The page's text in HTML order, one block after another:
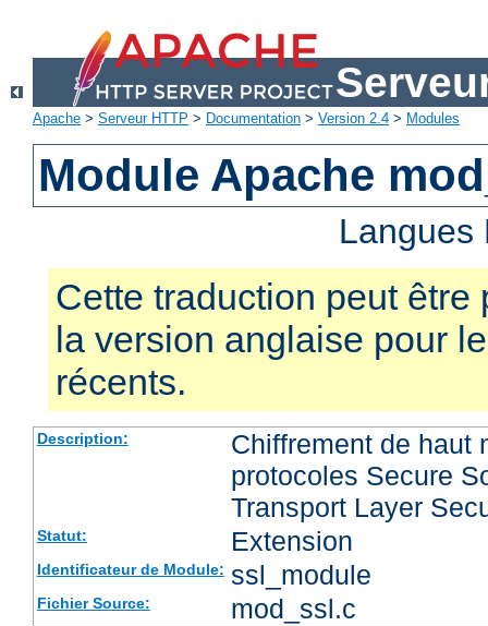
Apache > Serveur HTTP > Documentation > Version 2.4 > Modules
Module Apache
Cette traduction peut être
la version anglaise pour
récents.
Description:
Chiffrement de haut
protocoles Secure
Transport Layer
Statut: Extension
Identificateur de Module: ssl_module
Fichier Source: mod_ssl.c